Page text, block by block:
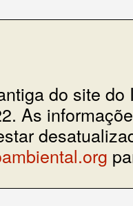
do site do
As